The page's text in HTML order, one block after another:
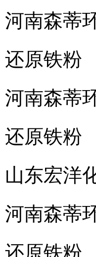
河南森蒂
还原铁粉
河南森蒂
还原铁粉
山东宏洋
河南森蒂
还原铁粉